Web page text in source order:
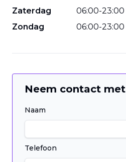
Zaterdag
06:00-23:00
Zondag
06:00-23:00
Neem contact
Naam
Telefoon